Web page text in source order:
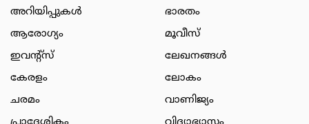
അറിയിപ്പുകള്‍
ആരോഗ്യം
ഇവന്റ്സ്
കേരളം
ചരമം
ഭാരതം
മൂവീസ്
ലേഖനങ്ങള്‍
ലോകം
വാണിജ്യം